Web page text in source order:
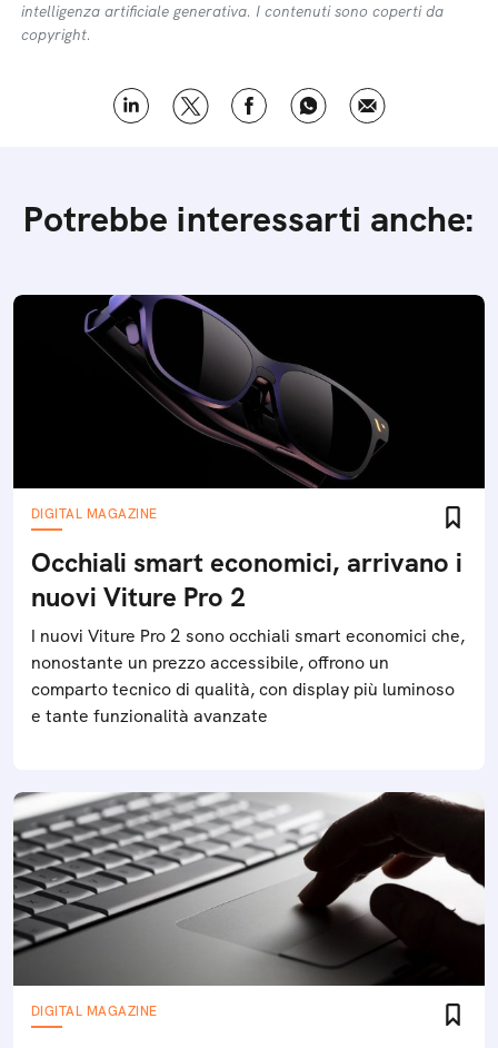
intelligenza artificiale generativa. I contenuti sono coperti da
copyright.
Potrebbe interessarti anche:
DIGITAL MAGAZINE
Occhiali smart economici, arrivano i
nuovi Viture Pro 2
I nuovi Viture Pro 2 sono occhiali smart economici che,
nonostante un prezzo accessibile, offrono un
comparto tecnico di qualità, con display più luminoso
e tante funzionalità avanzate
DIGITAL MAGAZINE